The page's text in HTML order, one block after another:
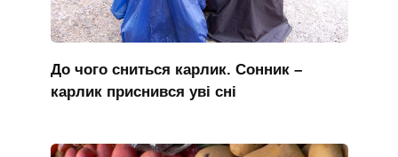
До чого сниться карлик. Сонник –
карлик приснився уві сні